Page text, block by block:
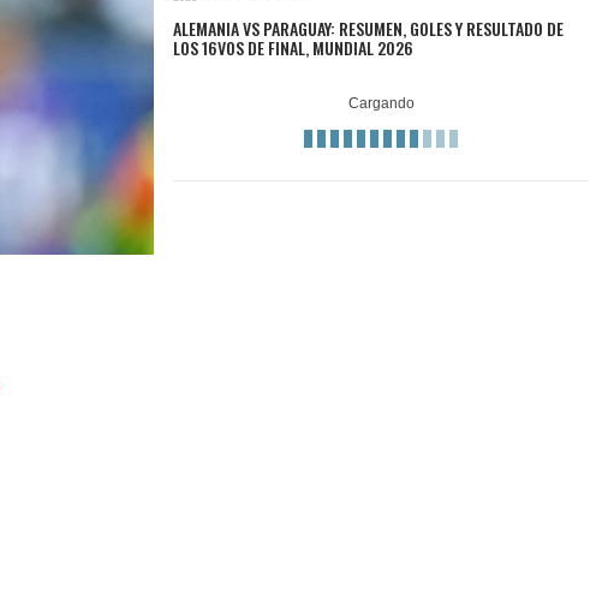
ALEMANIA VS PARAGUAY: RESUMEN, GOLES Y RESULTADO DE
LOS 16VOS DE FINAL, MUNDIAL 2026